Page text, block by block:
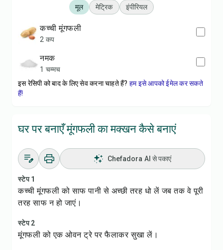
मूल मेट्रिक इंपीरियल
कच्ची मूंगफली
2 कप
नमक
1 चम्मच
इस रेसिपी को बाद के लिए सेव करना चाहते हैं? हम इसे आपको ईमेल कर सकते
हैं!
घर पर बनाएँ मूंगफली का मक्खन कैसे बनाएं
Chefadora AI से पकाएं
स्टेप 1
कच्ची मूंगफली को साफ पानी से अच्छी तरह धो लें जब तक वे पूरी
तरह साफ न हो जाएं।
स्टेप 2
मूंगफली को एक ओवन ट्रे पर फैलाकर सुखा लें।